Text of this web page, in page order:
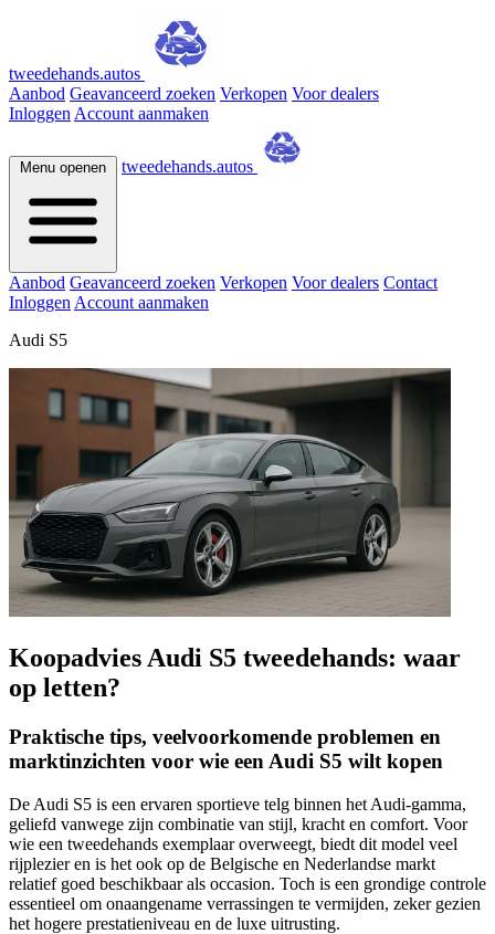
tweedehands.autos
Aanbod Geavanceerd zoeken Verkopen Voor dealers
Inloggen Account aanmaken
Menu openen tweedehands.autos
Aanbod Geavanceerd zoeken Verkopen Voor dealers Contact
Inloggen Account aanmaken
Audi S5
Koopadvies Audi S5 tweedehands: waar
op letten?
Praktische tips, veelvoorkomende problemen en
marktinzichten voor wie een Audi S5 wilt kopen
De Audi S5 is een ervaren sportieve telg binnen het Audi-gamma,
geliefd vanwege zijn combinatie van stijl, kracht en comfort. Voor
wie een tweedehands exemplaar overweegt, biedt dit model veel
rijplezier en is het ook op de Belgische en Nederlandse markt
relatief goed beschikbaar als occasion. Toch is een grondige controle
essentieel om onaangename verrassingen te vermijden, zeker gezien
het hogere prestatieniveau en de luxe uitrusting.